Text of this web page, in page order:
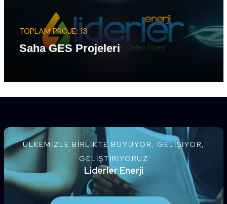
TOPLAM PROJE: 13
Saha GES Projeleri
ÜLKEMIZLE BIRLIKTE BÜYÜYOR, GELIŞIYOR,
GELIŞTIRIYORUZ
Liderler Enerji